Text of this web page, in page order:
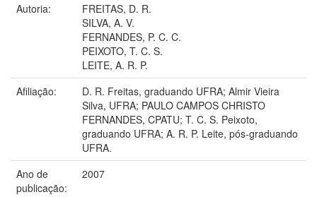
Autoria:
FREITAS, D. R.
SILVA, A. V.
FERNANDES, P. C. C.
PEIXOTO, T. C. S.
LEITE, A. R. P.
Afiliação:
D. R. Freitas, graduando UFRA; Almir Vieira
Silva, UFRA; PAULO CAMPOS CHRISTO
FERNANDES, CPATU; T. C. S. Peixoto,
graduando UFRA; A. R. P. Leite, pós-graduando
UFRA.
Ano de
publicação:
2007